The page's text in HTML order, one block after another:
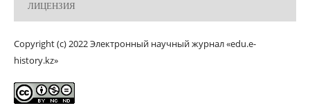
ЛИЦЕНЗИЯ
Copyright (c) 2022 Электронный научный журнал «edu.e-
history.kz»